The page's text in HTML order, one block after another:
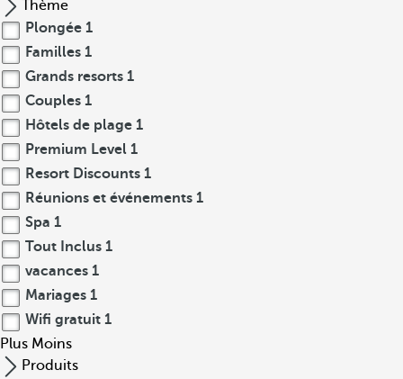
Thème
Plongée 1
Familles 1
Grands resorts 1
Couples 1
Hôtels de plage 1
Premium Level 1
Resort Discounts 1
Réunions et événements 1
Spa 1
Tout Inclus 1
vacances 1
Mariages 1
Wifi gratuit 1
Plus Moins
Produits